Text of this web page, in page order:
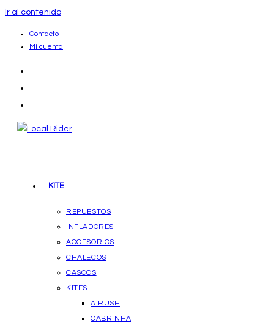
Ir al contenido
Contacto
Mi cuenta
KITE
REPUESTOS
INFLADORES
ACCESORIOS
CHALECOS
CASCOS
KITES
AIRUSH
CABRINHA